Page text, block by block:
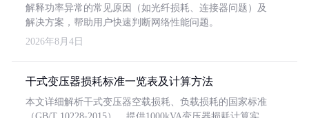
解释功率异常的常见原因（如光纤损耗、连接器问题）及
解决方案，帮助用户快速判断网络性能问题。
2026年8月4日
干式变压器损耗标准一览表及计算方法
本文详细解析干式变压器空载损耗、负载损耗的国家标准